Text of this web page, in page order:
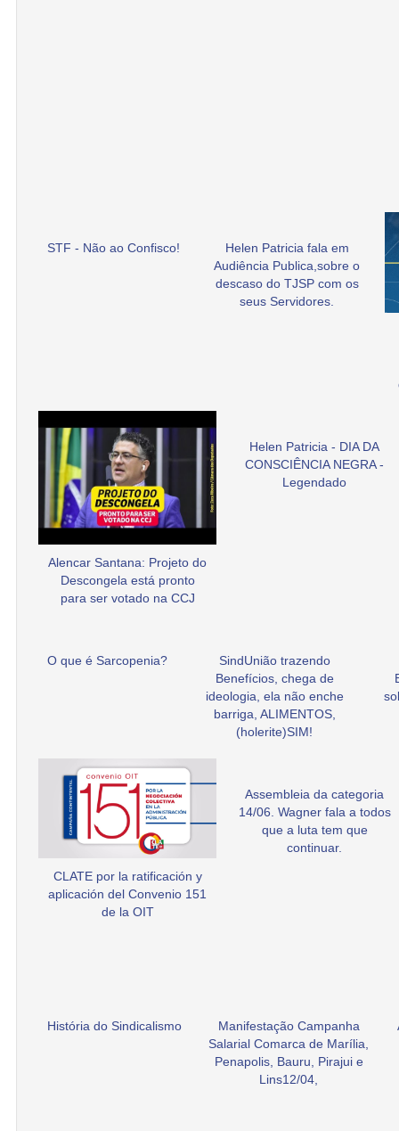
STF - Não ao Confisco!
Helen Patricia fala em
Audiência Publica,sobre o
descaso do TJSP com os
seus Servidores.
Alencar Santana: Projeto do
Descongela está pronto
para ser votado na CCJ
Helen Patricia - DIA DA
CONSCIÊNCIA NEGRA -
Legendado
O que é Sarcopenia?
SindUnião trazendo
Benefícios, chega de
ideologia, ela não enche
barriga, ALIMENTOS,
(holerite)SIM!
CLATE por la ratificación y
aplicación del Convenio 151
de la OIT
Assembleia da categoria
14/06. Wagner fala a todos
que a luta tem que
continuar.
História do Sindicalismo
Manifestação Campanha
Salarial Comarca de Marília,
Penapolis, Bauru, Pirajui e
Lins12/04,